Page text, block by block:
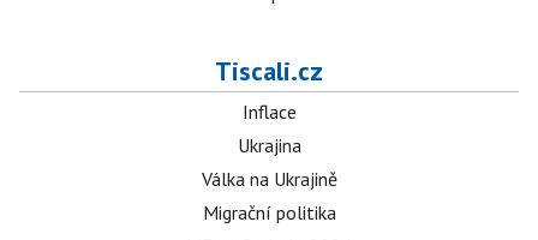
Tiscali.cz
Inflace
Ukrajina
Válka na Ukrajině
Migrační politika